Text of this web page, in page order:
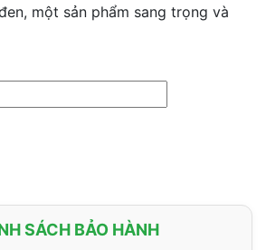
một sản phẩm sang trọng và
SÁCH BẢO HÀNH